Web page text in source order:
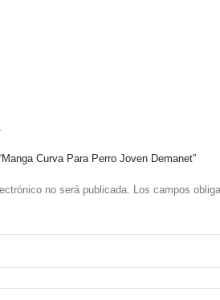
Curva Para Perro Joven Demanet”
no será publicada. Los campos